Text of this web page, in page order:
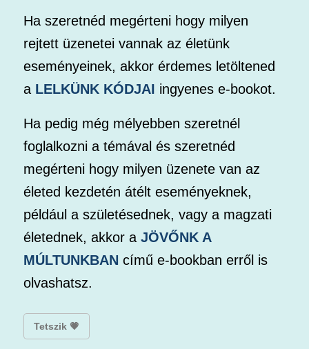
Ha szeretnéd megérteni hogy milyen
rejtett üzenetei vannak az életünk
eseményeinek, akkor érdemes letöltened
a LELKÜNK KÓDJAI ingyenes e-bookot.
Ha pedig még mélyebben szeretnél
foglalkozni a témával és szeretnéd
megérteni hogy milyen üzenete van az
életed kezdetén átélt eseményeknek,
például a születésednek, vagy a magzati
életednek, akkor a JÖVŐNK A
MÚLTUNKBAN című e-bookban erről is
olvashatsz.
Tetszik 💗